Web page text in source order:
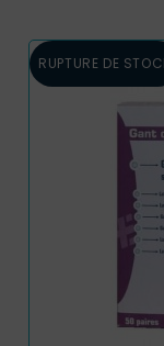
RUPTURE DE